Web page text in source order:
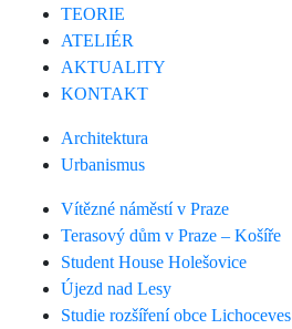
TEORIE
ATELIÉR
AKTUALITY
KONTAKT
Architektura
Urbanismus
Vítězné náměstí v Praze
Terasový dům v Praze – Košíře
Student House Holešovice
Újezd nad Lesy
Studie rozšíření obce Lichoceves